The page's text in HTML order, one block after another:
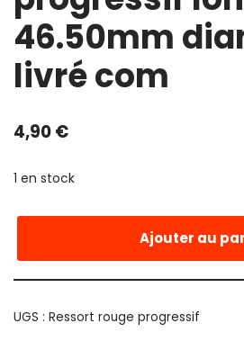
46.50mm
livré com
4,90€
1 en stock
Ajouter au
UGS : Ressort rouge progressif